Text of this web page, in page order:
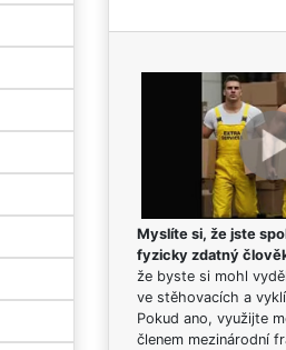
Myslíte si, že jste
fyzicky zdatný
že byste si mohl
ve stěhovacích a
Pokud ano, využijte
členem mezinárodní